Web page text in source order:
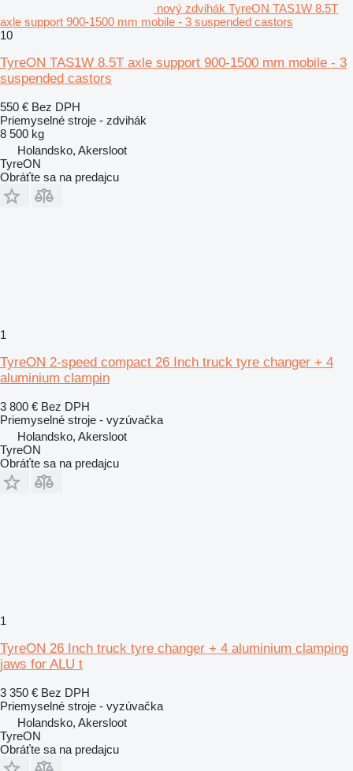
nový zdvihák TyreON TAS1W 8.5T
axle support 900-1500 mm mobile - 3 suspended castors
10
TyreON TAS1W 8.5T axle support 900-1500 mm mobile - 3
suspended castors
550 € Bez DPH
Priemyselné stroje - zdvihák
8 500 kg
Holandsko, Akersloot
TyreON
Obráťte sa na predajcu
1
TyreON 2-speed compact 26 Inch truck tyre changer + 4
aluminium clampin
3 800 € Bez DPH
Priemyselné stroje - vyzúvačka
Holandsko, Akersloot
TyreON
Obráťte sa na predajcu
1
TyreON 26 Inch truck tyre changer + 4 aluminium clamping
jaws for ALU t
3 350 € Bez DPH
Priemyselné stroje - vyzúvačka
Holandsko, Akersloot
TyreON
Obráťte sa na predajcu